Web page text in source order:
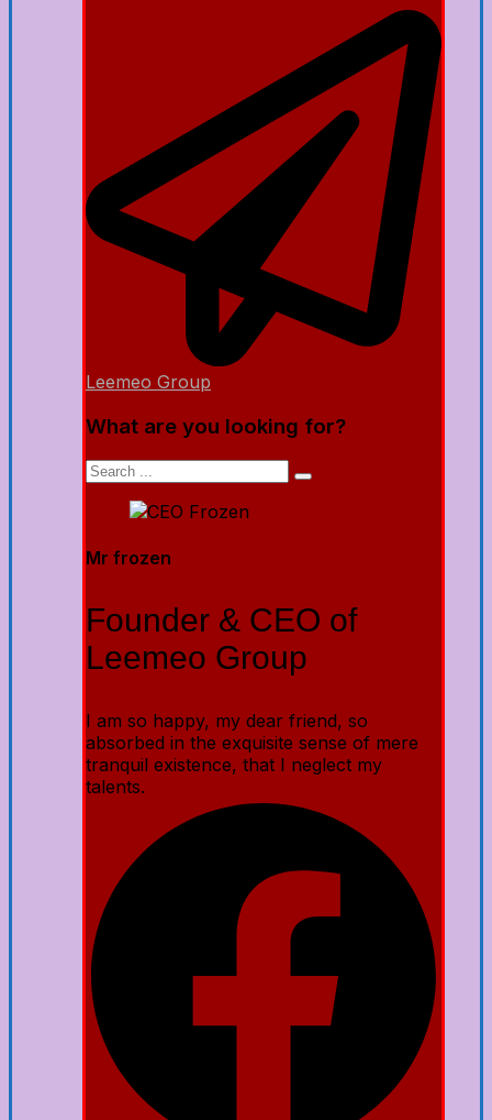
Leemeo Group
What are you looking for?
Mr frozen
Founder & CEO of
Leemeo Group
I am so happy, my dear friend, so
absorbed in the exquisite sense of mere
tranquil existence, that I neglect my
talents.